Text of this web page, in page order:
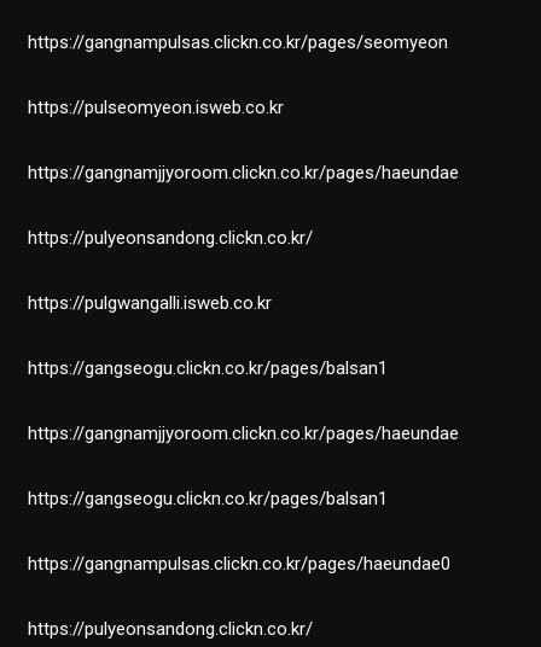
https://gangnampulsas.clickn.co.kr/pages/seomyeon
https://pulseomyeon.isweb.co.kr
https://gangnamjjyoroom.clickn.co.kr/pages/haeundae
https://pulyeonsandong.clickn.co.kr/
https://pulgwangalli.isweb.co.kr
https://gangseogu.clickn.co.kr/pages/balsan1
https://gangnamjjyoroom.clickn.co.kr/pages/haeundae
https://gangseogu.clickn.co.kr/pages/balsan1
https://gangnampulsas.clickn.co.kr/pages/haeundae0
https://pulyeonsandong.clickn.co.kr/